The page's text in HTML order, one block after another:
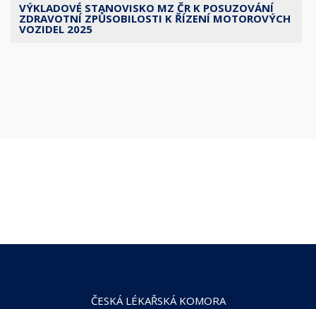
VÝKLADOVÉ STANOVISKO MZ ČR K POSUZOVÁNÍ
ZDRAVOTNÍ ZPŮSOBILOSTI K ŘÍZENÍ MOTOROVÝCH
VOZIDEL 2025
ČESKÁ LÉKAŘSKÁ KOMORA